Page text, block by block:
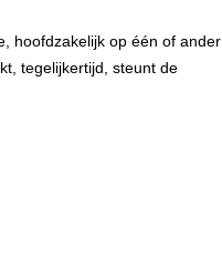
hoofdzakelijk op één of ander
tegelijkertijd, steunt de